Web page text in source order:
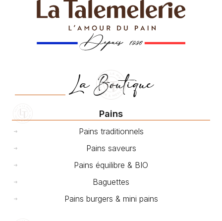
La Boutique
Pains
Pains traditionnels
Pains saveurs
Pains équilibre & BIO
Baguettes
Pains burgers & mini pains